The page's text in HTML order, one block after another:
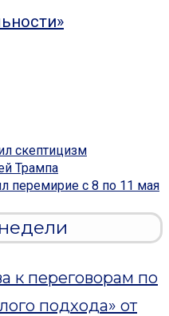
скептицизм
Трампа
перемирие с 8 по 11 мая
к переговорам по
подхода» от